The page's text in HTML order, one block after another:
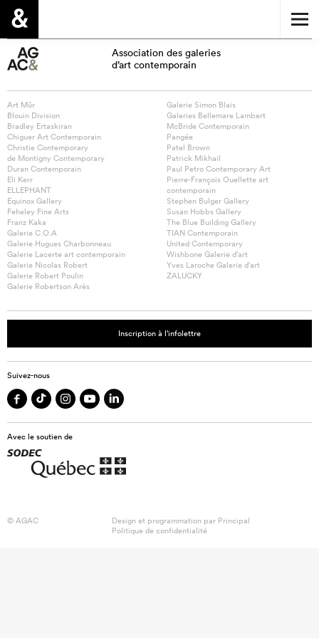
Association des galeries
d’art contemporain
Art Mûr
Blouin Division
Bradley Ertaskiran
Chiguer Art Contemporain
Christie Contemporary
de Montigny Contemporary
Duran Contemporain
Eli Kerr
ELLEPHANT
Equinox Gallery
Feheley Fine Arts
Franz Kaka
Galerie C.O.A
Galerie Hugues Charbonneau
Galerie Lacerte art contemporain
Galerie Nicolas Robert
Galerie Robert Poulin
Galerie Robertson Arès
Galerie Simon Blais
Galeries Bellemare Lambert
McBride Contemporain
Pangée
Patel Brown
Patrick Mikhail
Paul Petro Contemporary Art
Pierre-François Ouellette art
contemporain
Stephen Bulger Gallery
Susan Hobbs Gallery
The Blue Building Gallery
TIAN Contemporain
United Contemporary
Wishbone Galerie d’art
Yves Laroche Galerie d’art
ZALUCKY
Inscription à l’infolettre
Suivez-nous
Avec le soutien de
© AGAC Design et programmation par Principal
Politique de confidentialité